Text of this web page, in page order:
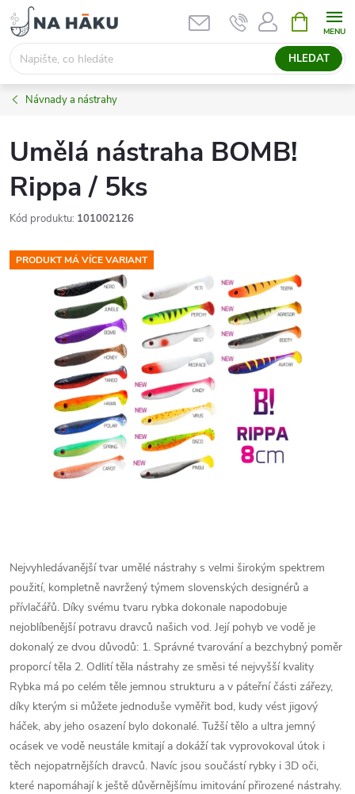
Přejít
na
obsah
HLEDAT
NÁKUPNÍ
KOŠÍK
Návnady a nástrahy
Umělá nástraha BOMB!
Rippa / 5ks
Kód produktu: 101002126
PRODUKT MÁ VÍCE VARIANT
Nejvyhledávanější tvar umělé nástrahy s velmi širokým spektrem
použití, kompletně navržený týmem slovenských designérů a
přívlačářů. Díky svému tvaru rybka dokonale napodobuje
nejoblíbenější potravu dravců našich vod. Její pohyb ve vodě je
dokonalý ze dvou důvodů: 1. Správné tvarování a bezchybný poměr
proporcí těla 2. Odlití těla nástrahy ze směsi té nejvyšší kvality
Rybka má po celém těle jemnou strukturu a v páteřní části zářezy,
díky kterým si můžete jednoduše vyměřit bod, kudy vést jigový
háček, aby jeho osazení bylo dokonalé. Tužší tělo a ultra jemný
ocásek ve vodě neustále kmitají a dokáží tak vyprovokoval útok i
těch nejopatrnějších dravců. Navíc jsou součástí rybky i 3D oči,
které napomáhají k ještě důvěrnějšímu imitování přirozené nástrahy.